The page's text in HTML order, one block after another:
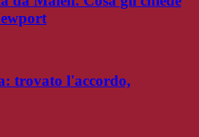
trovato l'accordo,